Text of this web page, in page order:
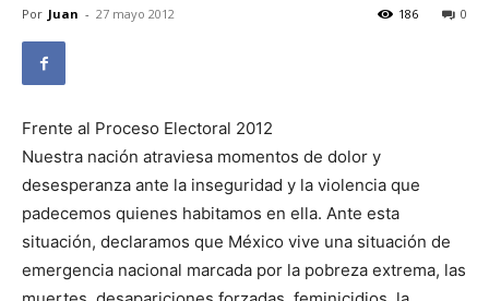
Por Juan - 27 mayo 2012 0
186
Frente al Proceso Electoral 2012
Nuestra nación atraviesa momentos de dolor y
desesperanza ante la inseguridad y la violencia que
padecemos quienes habitamos en ella. Ante esta
situación, declaramos que México vive una situación de
emergencia nacional marcada por la pobreza extrema, las